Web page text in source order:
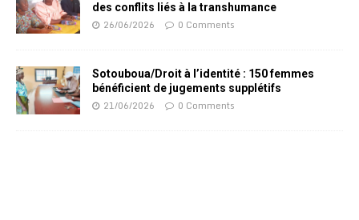
des conflits liés à la transhumance
26/06/2026 0 Comments
Sotouboua/Droit à l’identité : 150 femmes
bénéficient de jugements supplétifs
21/06/2026 0 Comments